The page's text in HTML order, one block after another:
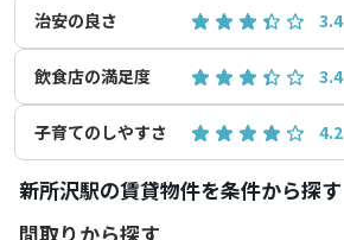
治安の良さ 3.4
飲食店の満足度 3.4
子育てのしやすさ 4.2
新所沢駅の賃貸物件を条件から探す
間取りから探す